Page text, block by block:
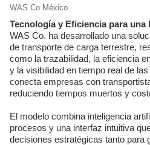
WAS Co México
Tecnología y Eficiencia para
WAS Co. ha desarrollado una
de transporte de carga terrestre,
como la trazabilidad, la eficiencia
y la visibilidad en tiempo real de
conecta empresas con
reduciendo tiempos muertos y
El modelo combina inteligencia
procesos y una interfaz intuitiva
decisiones estratégicas tanto para